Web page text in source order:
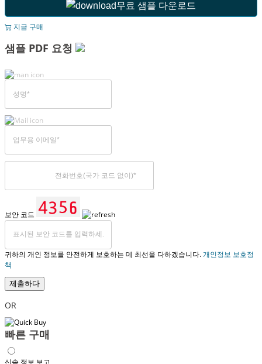
무료 샘플 다운로드
지금 구매
샘플 PDF 요청
보안 코드
귀하의 개인 정보를 안전하게 보호하는 데 최선을 다하겠습니다.개인정보 보호정
책
제출하다
OR
빠른 구매
신속 정보 보고